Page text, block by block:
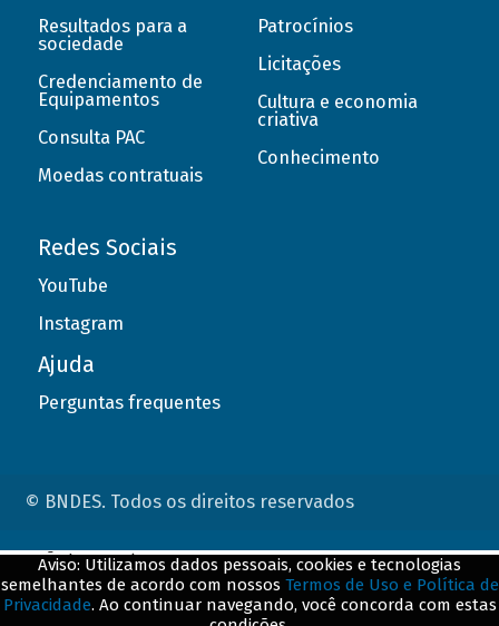
Resultados para a
sociedade
Credenciamento de
Equipamentos
Consulta PAC
Moedas contratuais
Patrocínios
Licitações
Cultura e economia
criativa
Conhecimento
Redes Sociais
YouTube
Instagram
Ajuda
Perguntas frequentes
© BNDES. Todos os direitos reservados
Aviso: Utilizamos dados pessoais, cookies e tecnologias
semelhantes de acordo com nossos Termos de Uso e Política de
Privacidade. Ao continuar navegando, você concorda com estas
ConteÃºdo complementar
${title}${badge}